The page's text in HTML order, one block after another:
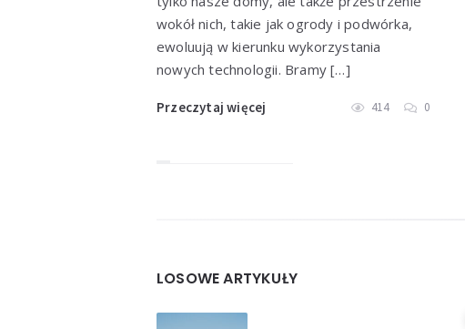
wokół nich, takie jak ogrody i podwórka,
ewoluują w kierunku wykorzystania
nowych technologii. Bramy […]
Przeczytaj więcej 414 0
LOSOWE ARTYKUŁY